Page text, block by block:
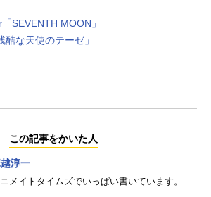
SEVENTH MOON」
酷な天使のテーゼ」
この記事をかいた人
淳一
メイトタイムズでいっぱい書いています。